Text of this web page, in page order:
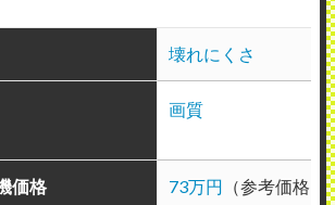
壊れにくさ
画質
価格 73万円 （参考価格）